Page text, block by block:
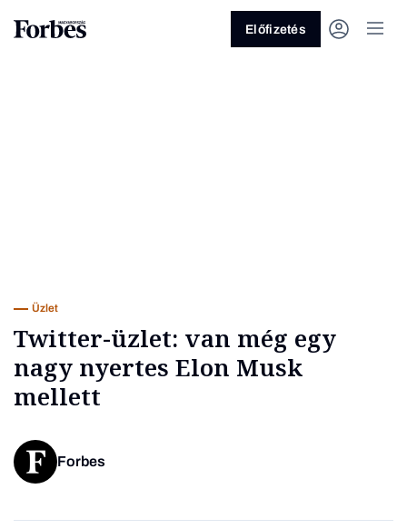
Előfizetés
Üzlet
Twitter-üzlet: van még egy
nagy nyertes Elon Musk
mellett
Forbes